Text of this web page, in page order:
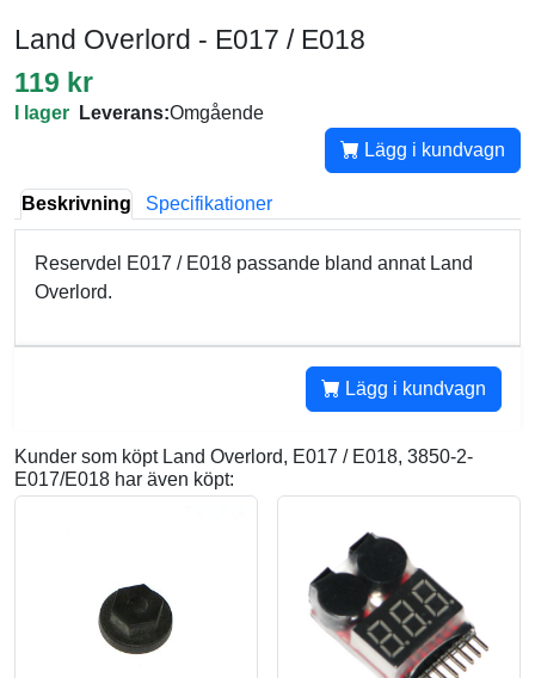
Land Overlord - E017 / E018
119 kr
I lager Leverans:Omgående
Lägg i kundvagn
Beskrivning Specifikationer
Reservdel E017 / E018 passande bland annat Land
Overlord.
Lägg i kundvagn
Kunder som köpt Land Overlord, E017 / E018, 3850-2-
E017/E018 har även köpt: